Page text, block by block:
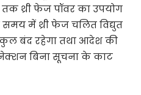
तक थ्री फेज पॉवर का उपयोग
समय में थ्री फेज चलित विद्युत
बंद रहेगा तथा आदेश की
बिना सूचना के काट